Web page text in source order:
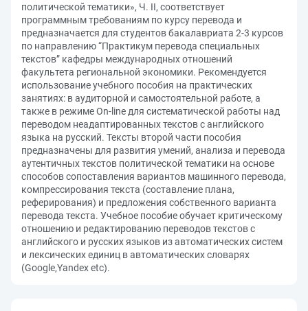
политической тематики», Ч. II, соответствует
программным требованиям по курсу перевода и
предназначается для студентов бакалавриата 2-3 курсов
по направлению “Практикум перевода специальных
текстов” кафедры международных отношений
факультета региональной экономики. Рекомендуется
использование учебного пособия на практических
занятиях: в аудиторной и самостоятельной работе, а
также в режиме On-line для систематической работы над
переводом неадаптированных текстов с английского
языка на русский. Тексты второй части пособия
предназначены для развития умений, анализа и перевода
аутентичных текстов политической тематики на основе
способов сопоставления вариантов машинного перевода,
компрессирования текста (составление плана,
реферирования) и предложения собственного варианта
перевода текста. Учебное пособие обучает критическому
отношению и редактированию переводов текстов с
английского и русских языков из автоматических систем
и лексических единиц в автоматических словарях
(Google,Yandex etc).